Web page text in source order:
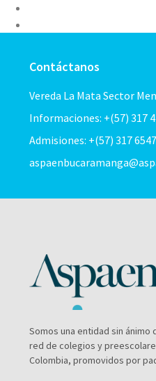
Contáctanos
Vereda La Mata Sector
Informaciones: +(57) 317
Admisiones: +(57) 317
Somos una entidad sin ánimo
red de colegios y
Colombia, promovidos por